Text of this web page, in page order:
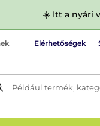
☀️ Itt a nyári
Elérhetőségek
Például termék,